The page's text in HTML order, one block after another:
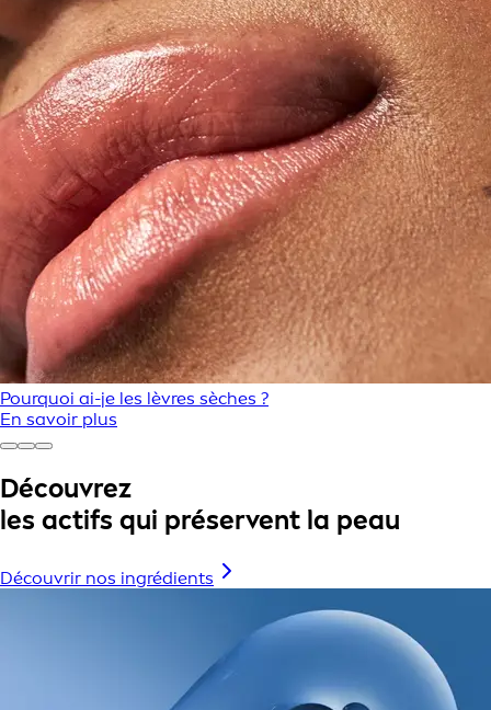
Pourquoi ai-je les lèvres sèches ?
En savoir plus
Découvrez
les actifs qui préservent la peau
Découvrir nos ingrédients